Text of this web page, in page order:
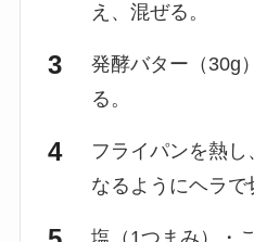
え、混ぜる。
発酵バター（30g
る。
フライパンを熱
なるようにヘラで